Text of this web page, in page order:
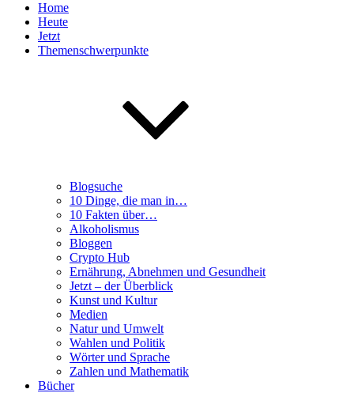
Home
Heute
Jetzt
Themenschwerpunkte
Blogsuche
10 Dinge, die man in…
10 Fakten über…
Alkoholismus
Bloggen
Crypto Hub
Ernährung, Abnehmen und Gesundheit
Jetzt – der Überblick
Kunst und Kultur
Medien
Natur und Umwelt
Wahlen und Politik
Wörter und Sprache
Zahlen und Mathematik
Bücher